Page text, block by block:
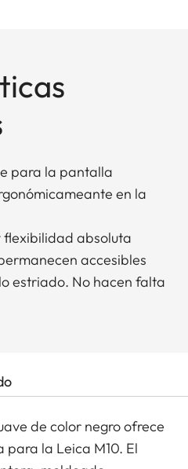
para la pantalla
en la
flexibilidad absoluta
accesibles
estriado. No hacen falta
de color negro ofrece
la Leica M10. El